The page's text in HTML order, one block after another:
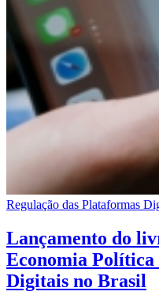
Regulação das Plataformas
Lançamento do
Economia Política
Digitais no Brasil